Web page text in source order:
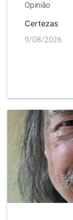
Opinião
Certezas
9/08/2026